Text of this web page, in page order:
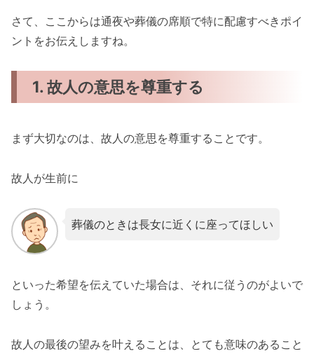
さて、ここからは通夜や葬儀の席順で特に配慮すべきポイ
ントをお伝えしますね。
1. 故人の意思を尊重する
まず大切なのは、故人の意思を尊重することです。
故人が生前に
葬儀のときは長女に近くに座ってほしい
といった希望を伝えていた場合は、それに従うのがよいで
しょう。
故人の最後の望みを叶えることは、とても意味のあること